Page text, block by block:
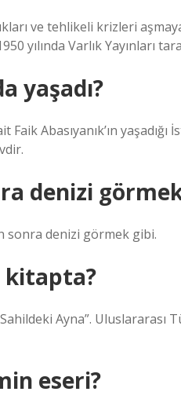
ve tehlikeli krizleri aşmaya
yılında Varlık Yayınları
yaşadı?
Faik Abasıyanık’ın
denizi
sonra denizi görmek gibi.
kitapta?
Ayna”.
eseri?